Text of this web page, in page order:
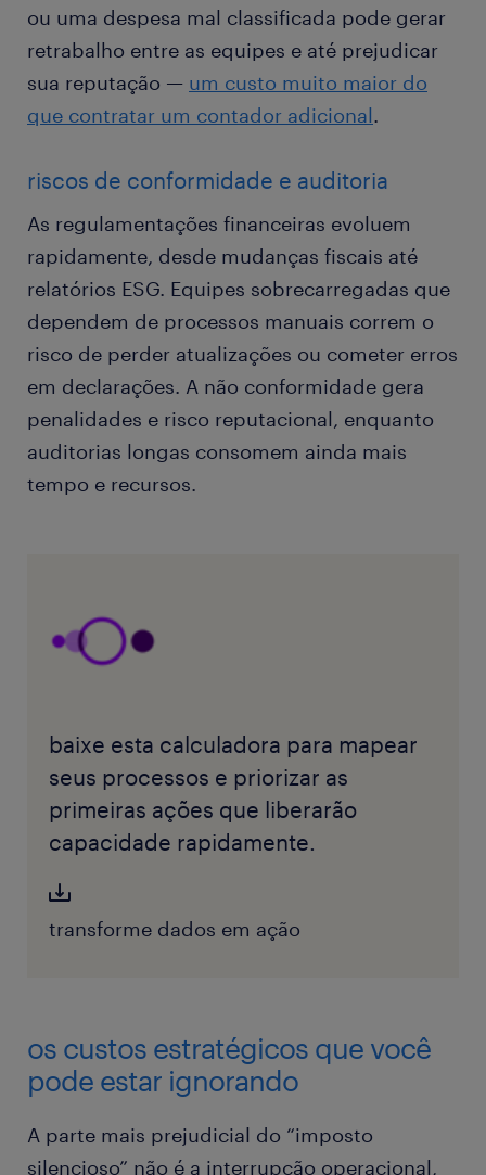
ou uma despesa mal classificada pode gerar
retrabalho entre as equipes e até prejudicar
sua reputação — um custo muito maior do
que contratar um contador adicional.
riscos de conformidade e auditoria
As regulamentações financeiras evoluem
rapidamente, desde mudanças fiscais até
relatórios ESG. Equipes sobrecarregadas que
dependem de processos manuais correm o
risco de perder atualizações ou cometer erros
em declarações. A não conformidade gera
penalidades e risco reputacional, enquanto
auditorias longas consomem ainda mais
tempo e recursos.
baixe esta calculadora para mapear
seus processos e priorizar as
primeiras ações que liberarão
capacidade rapidamente.
transforme dados em ação
os custos estratégicos que você
pode estar ignorando
A parte mais prejudicial do “imposto
silencioso” não é a interrupção operacional,